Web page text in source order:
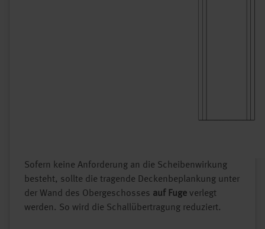
Sofern keine Anforderung an die Scheibenwirkung
besteht, sollte die tragende Deckenbeplankung unter
der Wand des Obergeschosses auf Fuge verlegt
werden. So wird die Schallübertragung reduziert.